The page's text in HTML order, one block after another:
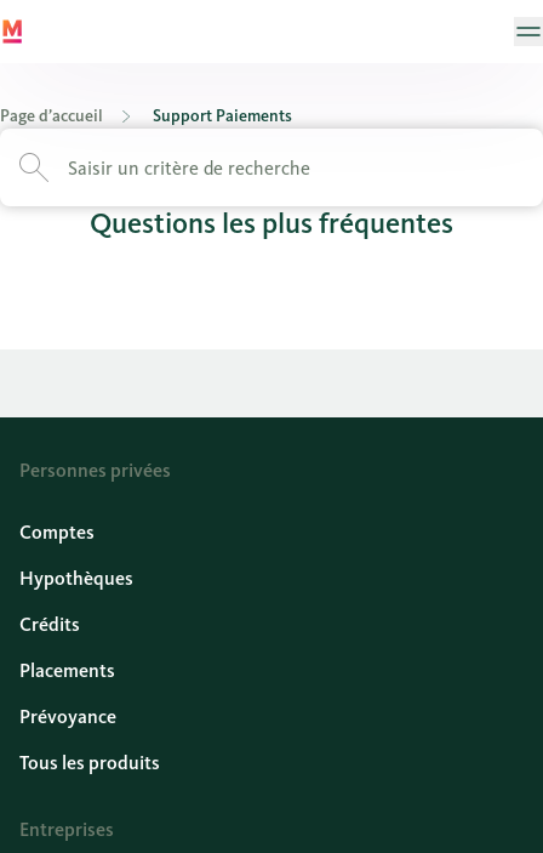
Page d’accueil Support Paiements
Questions les plus fréquentes
Personnes privées
Comptes
Hypothèques
Crédits
Placements
Prévoyance
Tous les produits
Entreprises